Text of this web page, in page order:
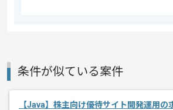
その他募集要項
条件が似ている案件
【Java】株主向け優待サイト開発運用の